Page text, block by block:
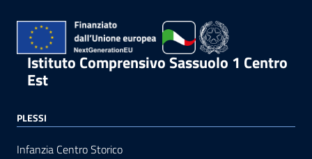
Istituto Comprensivo Sassuolo 1 Centro
Est
PLESSI
Infanzia Centro Storico